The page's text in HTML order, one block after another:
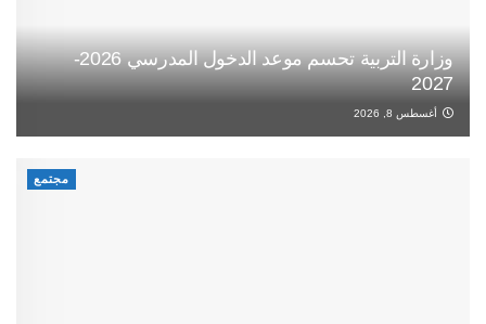
وزارة التربية تحسم موعد الدخول المدرسي 2026-
2027
أغسطس 8, 2026
مجتمع